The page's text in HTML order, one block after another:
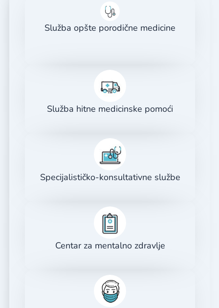
Služba opšte porodične medicine
Služba hitne medicinske pomoći
Specijalističko-konsultativne službe
Centar za mentalno zdravlje